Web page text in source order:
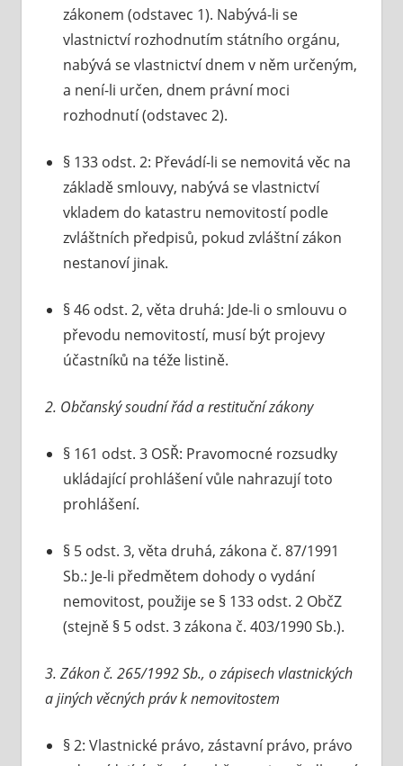
zákonem (odstavec 1). Nabývá-li se
vlastnictví rozhodnutím státního orgánu,
nabývá se vlastnictví dnem v něm určeným,
a není-li určen, dnem právní moci
rozhodnutí (odstavec 2).
§ 133 odst. 2: Převádí-li se nemovitá věc na
základě smlouvy, nabývá se vlastnictví
vkladem do katastru nemovitostí podle
zvláštních předpisů, pokud zvláštní zákon
nestanoví jinak.
§ 46 odst. 2, věta druhá: Jde-li o smlouvu o
převodu nemovitostí, musí být projevy
účastníků na téže listině.
2. Občanský soudní řád a restituční zákony
§ 161 odst. 3 OSŘ: Pravomocné rozsudky
ukládající prohlášení vůle nahrazují toto
prohlášení.
§ 5 odst. 3, věta druhá, zákona č. 87/1991
Sb.: Je-li předmětem dohody o vydání
nemovitost, použije se § 133 odst. 2 ObčZ
(stejně § 5 odst. 3 zákona č. 403/1990 Sb.).
3. Zákon č. 265/1992 Sb., o zápisech vlastnických
a jiných věcných práv k nemovitostem
§ 2: Vlastnické právo, zástavní právo, právo